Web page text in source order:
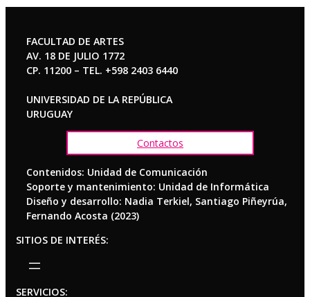
FACULTAD DE ARTES
AV. 18 DE JULIO 1772
CP. 11200 – TEL. +598 2403 6440
UNIVERSIDAD DE LA REPÚBLICA
URUGUAY
Contactos
Contenidos: Unidad de Comunicación
Soporte y mantenimiento: Unidad de Informática
Diseño y desarrollo: Nadia Terkiel, Santiago Piñeyrúa,
Fernando Acosta (2023)
SITIOS DE INTERÉS:
SERVICIOS: